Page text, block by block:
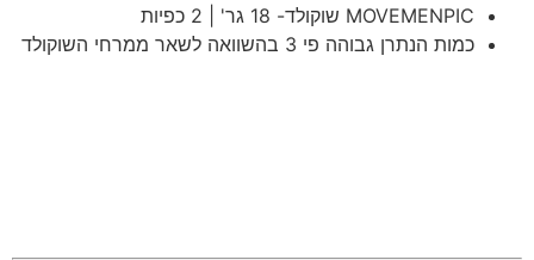
MOVEMENPIC שוקולד- 18 גר' | 2 כפיות
כמות הנתרן גבוהה פי 3 בהשוואה לשאר ממרחי השוקולד